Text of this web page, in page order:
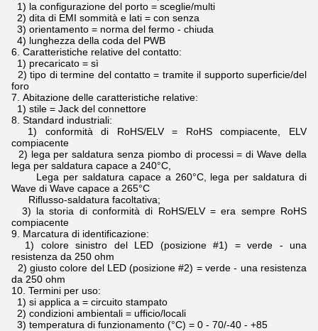
1) la configurazione del porto = sceglie/multi
2) dita di EMI sommità e lati = con senza
3) orientamento = norma del fermo - chiuda
4) lunghezza della coda del PWB
6. Caratteristiche relative del contatto:
1) precaricato = sì
2) tipo di termine del contatto = tramite il supporto superficie/del
foro
7. Abitazione delle caratteristiche relative:
1) stile = Jack del connettore
8. Standard industriali:
1) conformità di RoHS/ELV = RoHS compiacente, ELV
compiacente
2) lega per saldatura senza piombo di processi = di Wave della
lega per saldatura capace a 240°C,
Lega per saldatura capace a 260°C, lega per saldatura di
Wave di Wave capace a 265°C
Riflusso-saldatura facoltativa;
3) la storia di conformità di RoHS/ELV = era sempre RoHS
compiacente
9. Marcatura di identificazione:
1) colore sinistro del LED (posizione #1) = verde - una
resistenza da 250 ohm
2) giusto colore del LED (posizione #2) = verde - una resistenza
da 250 ohm
10. Termini per uso:
1) si applica a = circuito stampato
2) condizioni ambientali = ufficio/locali
3) temperatura di funzionamento (°C) = 0 - 70/-40 - +85